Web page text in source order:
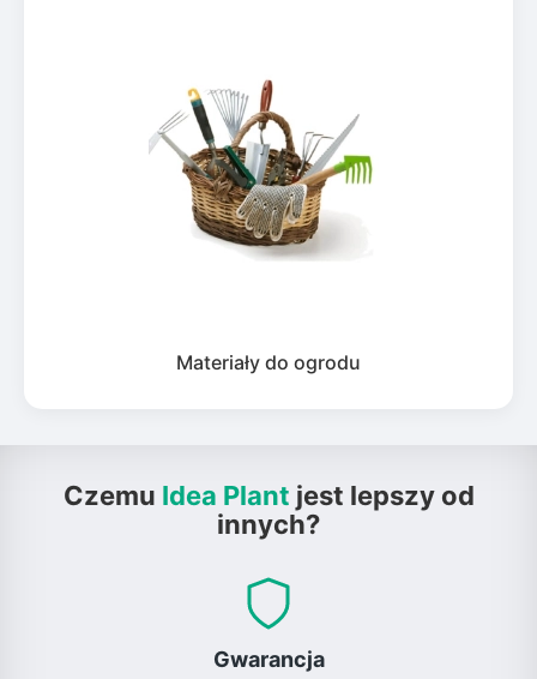
Materiały do ogrodu
Czemu Idea Plant jest lepszy od
innych?
Gwarancja